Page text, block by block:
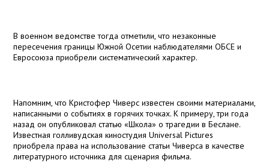
В военном ведомстве тогда отметили, что незаконные
пересечения границы Южной Осетии наблюдателями ОБСЕ и
Евросоюза приобрели систематический характер.
Напомним, что Кристофер Чиверс известен своими материалами,
написанными о событиях в горячих точках. К примеру, три года
назад он опубликовал статью «Школа» о трагедии в Беслане.
Известная голливудская киностудия Universal Pictures
приобрела права на использование статьи Чиверса в качестве
литературного источника для сценария фильма.